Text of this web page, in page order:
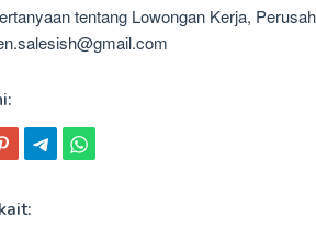
tentang Lowongan Kerja,